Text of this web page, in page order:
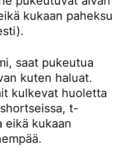
kukaan paheksu
saat pukeutua
kuten haluat.
kulkevat huoletta
t-
eikä kukaan